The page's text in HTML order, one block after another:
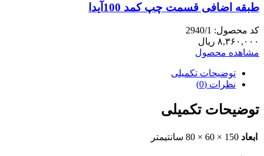
طبقه اضافی قسمت چپ کمد 100آیدا
کد محصول: 2940/1
۸,۳۶۰,۰۰۰ ریال
مشاهده محصول
توضیحات تکمیلی
نظرات (0)
توضیحات تکمیلی
ابعاد 150 × 60 × 80 سانتیمتر